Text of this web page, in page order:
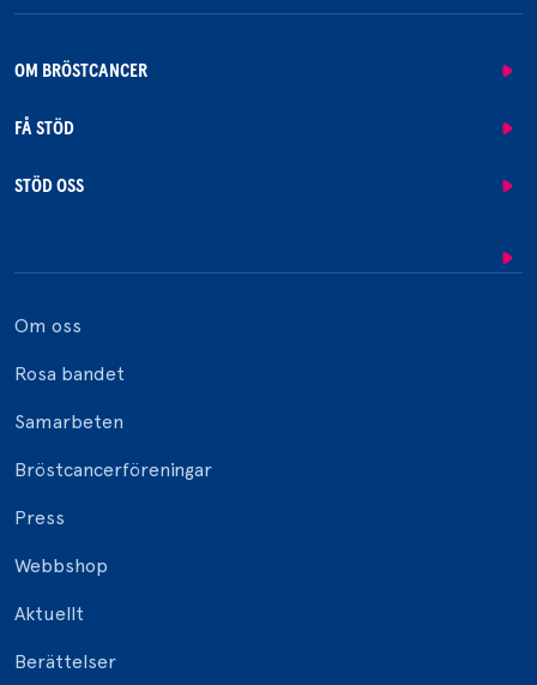
OM BRÖSTCANCER
FÅ STÖD
STÖD OSS
Om oss
Rosa bandet
Samarbeten
Bröstcancerföreningar
Press
Webbshop
Aktuellt
Berättelser